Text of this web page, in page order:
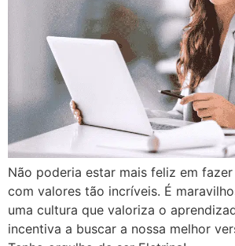
Não poderia estar mais feliz em
com valores tão incríveis. É
uma cultura que valoriza o
incentiva a buscar a nossa melhor